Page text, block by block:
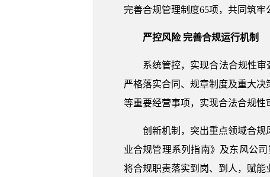
完善合规管理制度65项，共同筑牢
严控风险 完善合规运行机制
系统管控，实现合法合规性
严格落实合同、规章制度及重大
等重要经营事项，实现合法合规性
创新机制，突出重点领域合规
业合规管理系列指南》及东风公
将合规职责落实到岗、到人，赋